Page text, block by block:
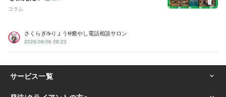
コラム
さくらぎ☕りょう⛎癒やし電話相談サロン
2026/08/06 08:23